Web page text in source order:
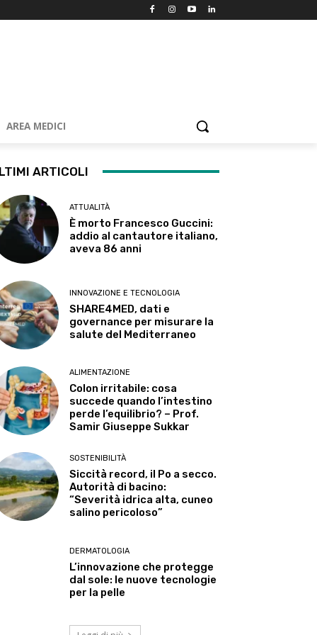
AREA MEDICI
ARTICOLI
ATTUALITÀ
È morto Francesco Guccini:
addio al cantautore italiano,
aveva 86 anni
INNOVAZIONE E TECNOLOGIA
SHARE4MED, dati e
governance per misurare la
salute del Mediterraneo
ALIMENTAZIONE
Colon irritabile: cosa
succede quando l’intestino
perde l’equilibrio? – Prof.
Samir Giuseppe Sukkar
SOSTENIBILITÀ
Siccità record, il Po a secco.
Autorità di bacino:
“Severità idrica alta, cuneo
salino pericoloso”
DERMATOLOGIA
L’innovazione che protegge
dal sole: le nuove tecnologie
per la pelle